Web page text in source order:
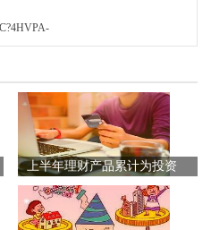
上半年理财产品累计为投资